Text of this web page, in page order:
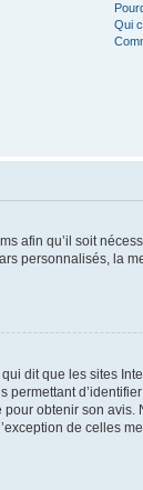
Qui
afin qu’il soit
personnalisés, la
dit que les sites
obtenir son
de celles